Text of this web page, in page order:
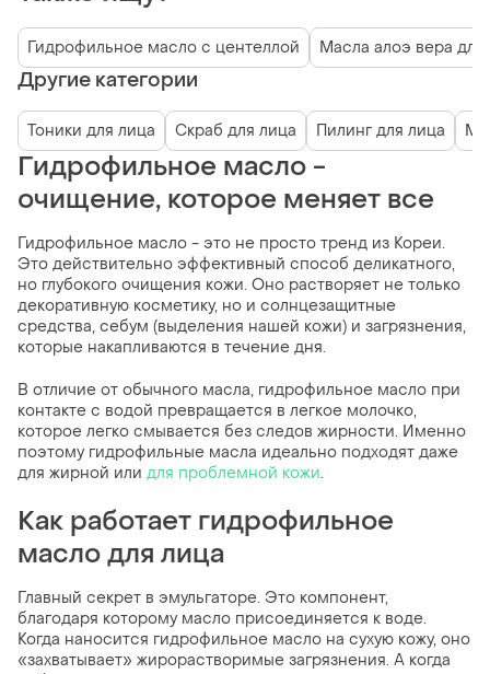
Гидрофильное масло с центеллой Масла алоэ вера для
Другие категории
Тоники для лица Скраб для лица Пилинг для лица
Гидрофильное масло -
очищение, которое меняет все
Гидрофильное масло - это не просто тренд из Кореи.
Это действительно эффективный способ деликатного,
но глубокого очищения кожи. Оно растворяет не только
декоративную косметику, но и солнцезащитные
средства, себум (выделения нашей кожи) и загрязнения,
которые накапливаются в течение дня.
В отличие от обычного масла, гидрофильное масло при
контакте с водой превращается в легкое молочко,
которое легко смывается без следов жирности. Именно
поэтому гидрофильные масла идеально подходят даже
для жирной или для проблемной кожи.
Как работает гидрофильное
масло для лица
Главный секрет в эмульгаторе. Это компонент,
благодаря которому масло присоединяется к воде.
Когда наносится гидрофильное масло на сухую кожу, оно
«захватывает» жирорастворимые загрязнения. А когда